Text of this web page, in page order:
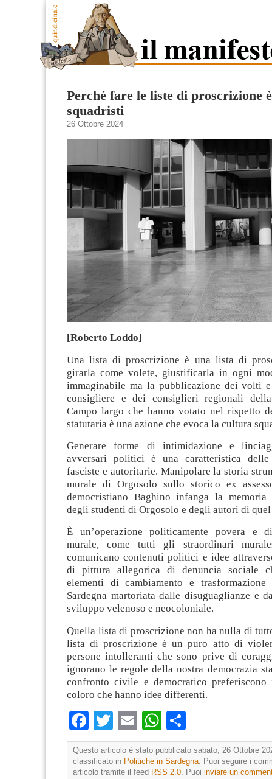
Perché fare le liste di proscrizione
squadristi
26 Ottobre 2024
[Roberto Loddo]
Una lista di proscrizione è una lista di
girarla come volete, giustificarla in ogni
immaginabile ma la pubblicazione dei volti
consigliere e dei consiglieri regionali
Campo largo che hanno votato nel rispetto
statutaria è una azione che evoca la cultura
Generare forme di intimidazione e
avversari politici è una caratteristica delle
fasciste e autoritarie. Manipolare la storia
murale di Orgosolo sullo storico ex
democristiano Baghino infanga la memoria
degli studenti di Orgosolo e degli autori di
È un’operazione politicamente povera e
murale, come tutti gli straordinari
comunicano contenuti politici e idee
di pittura allegorica di denuncia sociale
elementi di cambiamento e
Sardegna martoriata dalle disuguaglianze e
sviluppo velenoso e neocoloniale.
Quella lista di proscrizione non ha nulla di
lista di proscrizione è un puro atto di
persone intolleranti che sono prive di
ignorano le regole della nostra democrazia
confronto civile e democratico
coloro che hanno idee differenti.
Facebook
TwitterEmailWhatsApp
Questo articolo è stato pubblicato sabato, 26 Ottobre
classificato in Politiche in Sardegna . Puoi seguire i
articolo tramite il feed RSS 2.0 . Puoi inviare un